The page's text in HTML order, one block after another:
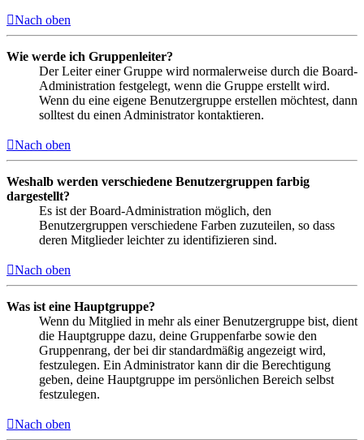
Nach oben
Wie werde ich Gruppenleiter?
Der Leiter einer Gruppe wird normalerweise durch die Board-
Administration festgelegt, wenn die Gruppe erstellt wird.
Wenn du eine eigene Benutzergruppe erstellen möchtest, dann
solltest du einen Administrator kontaktieren.
Nach oben
Weshalb werden verschiedene Benutzergruppen farbig
dargestellt?
Es ist der Board-Administration möglich, den
Benutzergruppen verschiedene Farben zuzuteilen, so dass
deren Mitglieder leichter zu identifizieren sind.
Nach oben
Was ist eine Hauptgruppe?
Wenn du Mitglied in mehr als einer Benutzergruppe bist, dient
die Hauptgruppe dazu, deine Gruppenfarbe sowie den
Gruppenrang, der bei dir standardmäßig angezeigt wird,
festzulegen. Ein Administrator kann dir die Berechtigung
geben, deine Hauptgruppe im persönlichen Bereich selbst
festzulegen.
Nach oben